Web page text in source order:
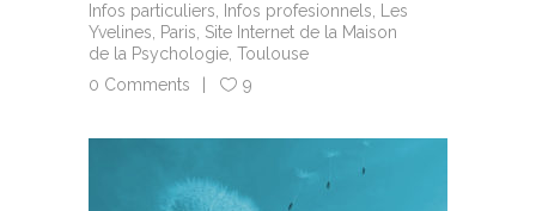
Infos particuliers
Infos profesionnels
Les
Yvelines
Paris Site Internet de la Maison
de la Psychologie Toulouse
0 Comments
9